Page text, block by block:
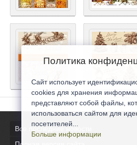
Все последние новости
Политика
Сайт использует
cookies для хранения
представляют собой файлы,
использоваться сайтом для
посетителей...
Больше информации